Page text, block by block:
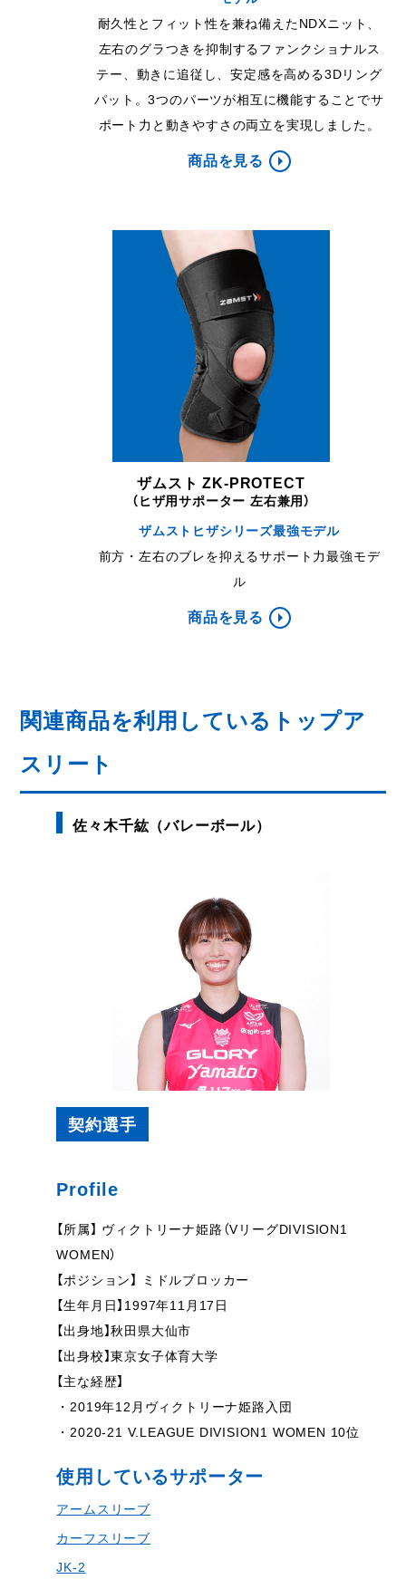
耐久性とフィット性を兼ね備えたNDXニット、
左右のグラつきを抑制するファンクショナルス
テー、動きに追従し、安定感を高める3Dリング
パット。3つのパーツが相互に機能することでサ
ポート力と動きやすさの両立を実現しました。
商品を見る
ザムスト ZK-PROTECT
（ヒザ用サポーター 左右兼用）
ザムストヒザシリーズ最強モデル
前方・左右のブレを抑えるサポート力最強モデ
ル
商品を見る
関連商品を利用しているトップア
スリート
佐々木千紘（バレーボール）
契約選手
Profile
【所属】 ヴィクトリーナ姫路（VリーグDIVISION1
WOMEN）
【ポジション】 ミドルブロッカー
【生年月日】1997年11月17日
【出身地】秋田県大仙市
【出身校】東京女子体育大学
【主な経歴】
・2019年12月ヴィクトリーナ姫路入団
・2020-21 V.LEAGUE DIVISION1 WOMEN 10位
使用しているサポーター
アームスリーブ
カーフスリーブ
JK-2